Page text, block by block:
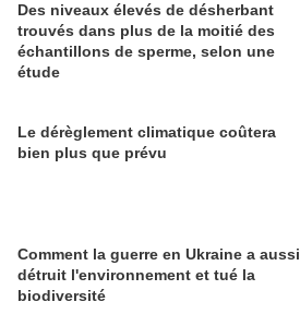
Des niveaux élevés de désherbant
trouvés dans plus de la moitié des
échantillons de sperme, selon une
étude
Le dérèglement climatique coûtera
bien plus que prévu
Comment la guerre en Ukraine a aussi
détruit l'environnement et tué la
biodiversité